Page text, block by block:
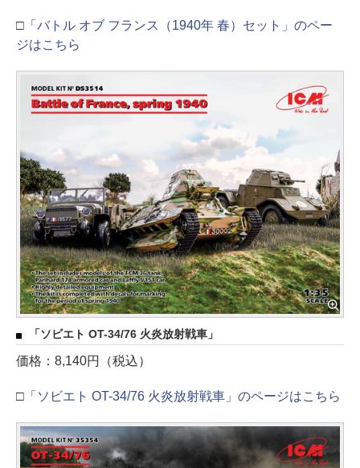
□ 「バトル オブ フランス（1940年 春）セット」のペー
ジはこちら
「ソビエト OT-34/76 火炎放射戦車」
価格：8,140円（税込）
□ 「ソビエト OT-34/76 火炎放射戦車」のページはこちら